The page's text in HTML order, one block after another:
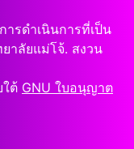
รดำเนินการที่เป็น
าลัยแม่โจ้. สงวน
ใต้ GNU ใบอนุญาต